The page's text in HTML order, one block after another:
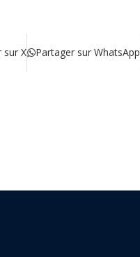
sur X Partager sur WhatsApp